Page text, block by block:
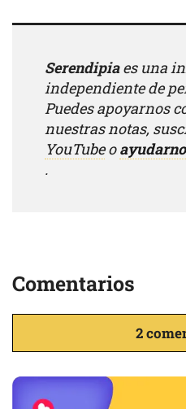
Serendipiaes una
independiente de
Puedes apoyarnos
nuestras notas,
YouTubeo
.
Comentarios
2